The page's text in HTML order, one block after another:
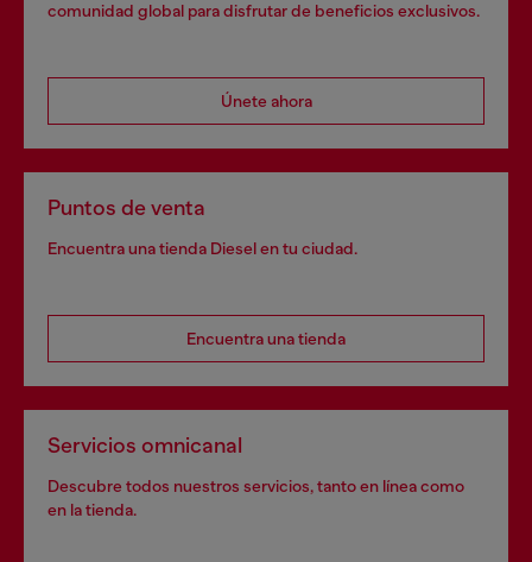
comunidad global para disfrutar de beneficios exclusivos.
Únete ahora
Puntos de venta
Encuentra una tienda Diesel en tu ciudad.
Encuentra una tienda
Servicios omnicanal
Descubre todos nuestros servicios, tanto en línea como
en la tienda.